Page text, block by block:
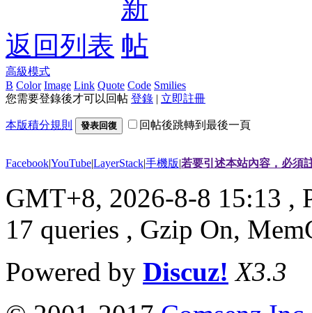
返回列表
高級模式
B Color Image Link Quote Code Smilies
您需要登錄後才可以回帖 登錄 | 立即註冊
本版積分規則 發表回復 回帖後跳轉到最後一頁
Facebook|YouTube|LayerStack|手機版|若要引述本站內容，必須
GMT+8, 2026-8-8 15:13 ,
17 queries , Gzip On,
Powered by Discuz! X3.3